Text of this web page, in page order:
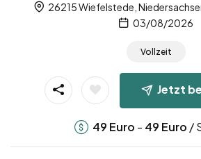
26215 Wiefelstede,
03/08/2026
Vollzeit
Jetzt
49 Euro - 49 Euro /